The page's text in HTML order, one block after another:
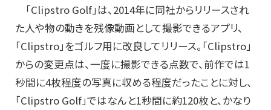
「Clipstro Golf」は、2014年に同社からリリースされ
た人や物の動きを残像動画として撮影できるアプリ、
「Clipstro」をゴルフ用に改良してリリース。「Clipstro」
からの変更点は、一度に撮影できる点数で、前作では1
秒間に4枚程度の写真に収める程度だったことに対し、
「Clipstro Golf」ではなんと1秒間に約120枚と、かなり